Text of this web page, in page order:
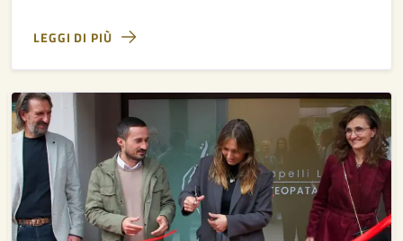
LEGGI DI PIÙ